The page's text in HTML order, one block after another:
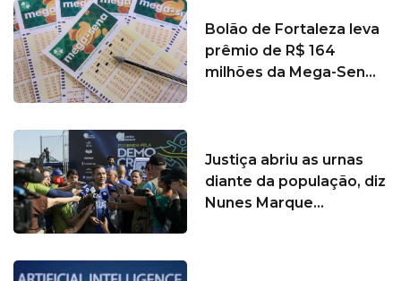
Bolão de Fortaleza leva
prêmio de R$ 164
milhões da Mega-Sen...
Justiça abriu as urnas
diante da população, diz
Nunes Marque...